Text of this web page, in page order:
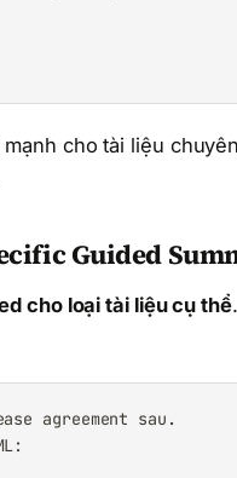
mạnh cho tài liệu
Guided
cho loại tài liệu cụ thể
agreement sau.